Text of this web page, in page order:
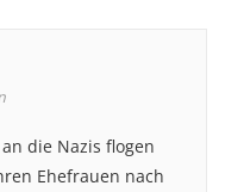
die Nazis flogen
Ehefrauen nach